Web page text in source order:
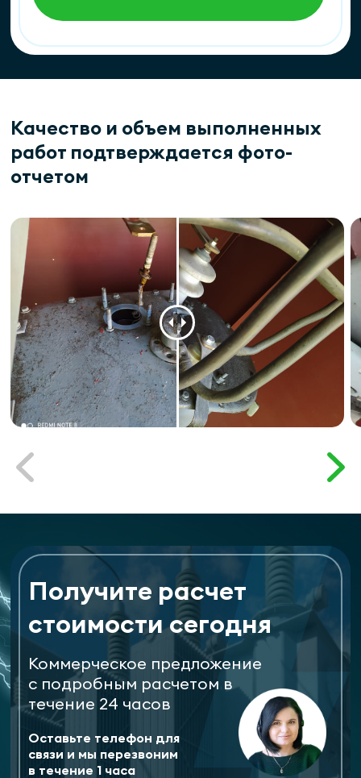
персонала ООО «ЭнергоСервис»
Пусконаладочные работ КТП, БКТП, ТП
Качество и объем выполненных
работ подтверждается фото-
отчетом
Получите расчет
стоимости сегодня
Коммерческое предложение
с подробным расчетом в
течение 24 часов
Оставьте телефон для
связи и мы перезвоним
в течение 1 часа